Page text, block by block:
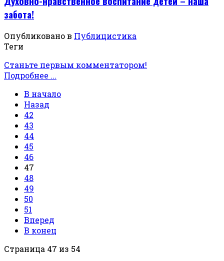
забота!
Опубликовано в Публицистика
Теги
Станьте первым комментатором!
Подробнее ...
В начало
Назад
42
43
44
45
46
47
48
49
50
51
Вперед
В конец
Страница 47 из 54